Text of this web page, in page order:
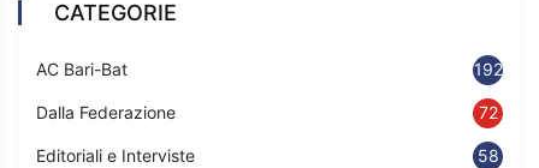
CATEGORIE
AC Bari-Bat 192
Dalla Federazione 72
Editoriali e Interviste 58